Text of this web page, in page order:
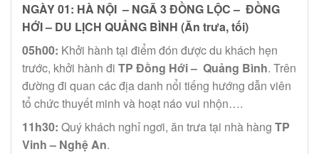
NGÀY 01: HÀ NỘI – NGÃ 3 ĐỒNG LỘC – ĐỒNG
HỚI – DU LỊCH QUẢNG BÌNH (Ăn trưa, tối)
05h00: Khởi hành tại điểm đón được du khách hẹn
trước, khởi hành đi TP Đồng Hới – Quảng Bình. Trên
đường đi quan các địa danh nổi tiếng hướng dẫn viên
tổ chức thuyết minh và hoạt náo vui nhộn….
11h30: Quý khách nghỉ ngơi, ăn trưa tại nhà hàng TP
Vinh – Nghệ An.